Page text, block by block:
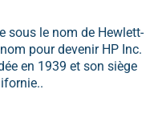
sous le nom de Hewlett-
pour devenir HP Inc.
en 1939 et son siège